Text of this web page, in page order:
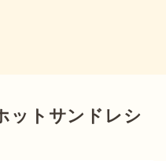
ットサンドレシ